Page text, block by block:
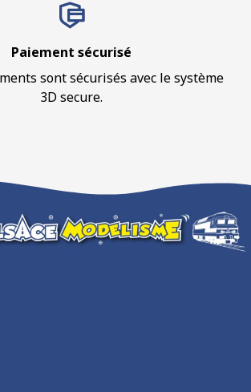
Paiement sécurisé
sont sécurisés avec le système
3D secure.